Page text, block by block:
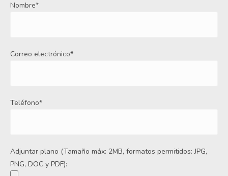
Nombre*
Correo electrónico*
Teléfono*
Adjuntar plano (Tamaño máx: 2MB, formatos permitidos: JPG,
PNG, DOC y PDF):